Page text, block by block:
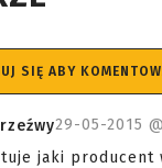
SIĘ ABY
29-05-2015 @
jaki producent